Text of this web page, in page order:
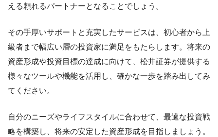
える頼れるパートナーとなることでしょう。
その手厚いサポートと充実したサービスは、初心者から上
級者まで幅広い層の投資家に満足をもたらします。将来の
資産形成や投資目標の達成に向けて、松井証券が提供する
様々なツールや機能を活用し、確かな一歩を踏み出してみ
てください。
自分のニーズやライフスタイルに合わせて、最適な投資戦
略を構築し、将来の安定した資産形成を目指しましょう。